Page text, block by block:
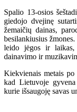
Spalio 13-osios
giedojo dvejinę
žemaičių dainas,
besilankiusius
leido jėgos ir laikas,
dainavimo ir
Kiekvienais metais
kad Lietuvoje
kurie išsaugoję savas